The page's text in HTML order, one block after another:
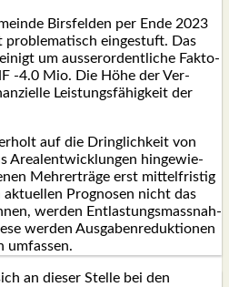
Birs­fel­den per Ende 2023
pro­ble­ma­tisch ein­ge­stuft. Das
um aus­ser­or­dent­li­che Fak­to­
‑4.0 Mio. Die Höhe der Ver­
Leistungsfähigkeit der
auf die Dring­lich­keit von
Are­al­ent­wick­lun­gen hin­ge­wie­
Mehrerträge erst mit­tel­fris­tig
Pro­gno­sen nicht das
wer­den Ent­las­tungs­mass­nah­
wer­den Aus­ga­ben­re­duk­tio­nen
umfas­sen.
an die­ser Stel­le bei den